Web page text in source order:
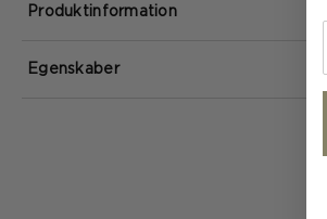
Egenskaber
Produktinformation